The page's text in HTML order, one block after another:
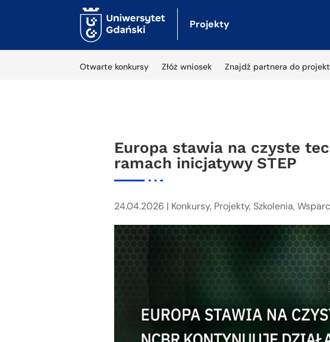
Projekty
Otwarte konkursy Złóż wniosek Znajdź partnera do
Europa stawia na czyste
ramach inicjatywy STEP
24.04.2026 | Konkursy, Projekty,Szkolenia,